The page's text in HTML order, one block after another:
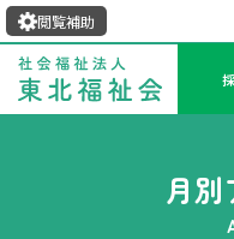
閲覧補助
月